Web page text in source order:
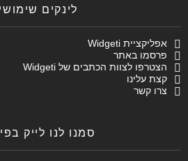
לינקים
אפליקציית Widgeti
פרסמו באתר
הצטרפו לצוות הכתבים של Widgeti
קצת עלינו
צרו קשר
סמנו לנו לייק